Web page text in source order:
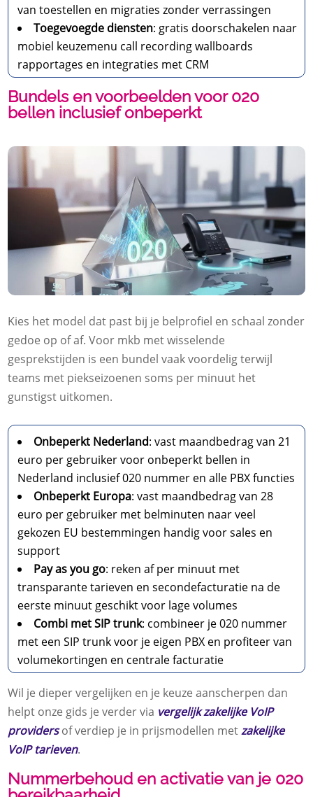
van toestellen en migraties zonder verrassingen
Toegevoegde diensten: gratis doorschakelen naar
mobiel keuzemenu call recording wallboards
rapportages en integraties met CRM
Bundels en voorbeelden voor 020
bellen inclusief onbeperkt
Kies het model dat past bij je belprofiel en schaal zonder
gedoe op of af.​ Voor mkb met wisselende
gesprekstijden is een bundel vaak voordelig terwijl
teams met piekseizoenen soms per minuut het
gunstigst uitkomen.​
Onbeperkt Nederland: vast maandbedrag van 21
euro per gebruiker voor onbeperkt bellen in
Nederland inclusief 020 nummer en alle PBX functies
Onbeperkt Europa: vast maandbedrag van 28
euro per gebruiker met belminuten naar veel
gekozen EU bestemmingen handig voor sales en
support
Pay as you go: reken af per minuut met
transparante tarieven en secondefacturatie na de
eerste minuut geschikt voor lage volumes
Combi met SIP trunk: combineer je 020 nummer
met een SIP trunk voor je eigen PBX en profiteer van
volumekortingen en centrale facturatie
Wil je dieper vergelijken en je keuze aanscherpen dan
helpt onze gids je verder via vergelijk zakelijke VoIP
providersof verdiep je in prijsmodellen metzakelijke
VoIP tarieven.​
Nummerbehoud en activatie van je 020